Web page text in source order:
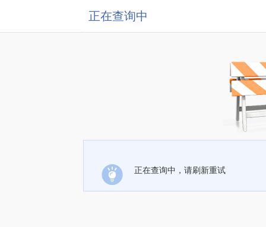
正在查询中
正在查询中，请刷新重试